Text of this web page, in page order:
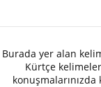
Burada yer alan
Kürtçe